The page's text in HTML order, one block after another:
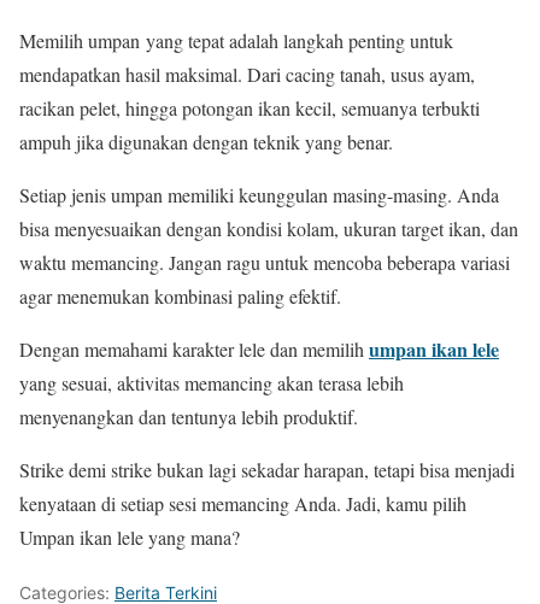
Memilih umpan yang tepat adalah langkah penting untuk
mendapatkan hasil maksimal. Dari cacing tanah, usus ayam,
racikan pelet, hingga potongan ikan kecil, semuanya terbukti
ampuh jika digunakan dengan teknik yang benar.
Setiap jenis umpan memiliki keunggulan masing-masing. Anda
bisa menyesuaikan dengan kondisi kolam, ukuran target ikan, dan
waktu memancing. Jangan ragu untuk mencoba beberapa variasi
agar menemukan kombinasi paling efektif.
Dengan memahami karakter lele dan memilih umpan ikan lele
yang sesuai, aktivitas memancing akan terasa lebih
menyenangkan dan tentunya lebih produktif.
Strike demi strike bukan lagi sekadar harapan, tetapi bisa menjadi
kenyataan di setiap sesi memancing Anda. Jadi, kamu pilih
Umpan ikan lele yang mana?
Categories: Berita Terkini